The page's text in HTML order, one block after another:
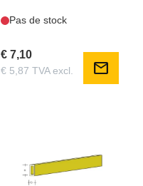
Pas de stock
€ 7,10
€ 5,87 TVA excl. mail